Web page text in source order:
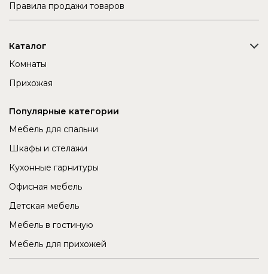
Правила продажи товаров
Каталог
Комнаты
Прихожая
Популярные категории
Мебель для спальни
Шкафы и стелажи
Кухонные гарнитуры
Офисная мебель
Детская мебель
Мебель в гостиную
Мебель для прихожей